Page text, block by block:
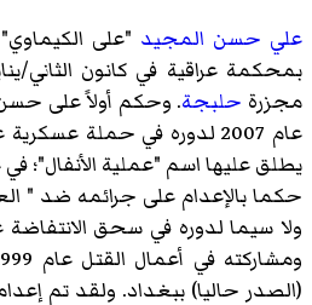
علي حسن المجيد "على
مجزرة حلبجة. وحكم أولاً على
حكما بالإعدام على جرائمه ضد "